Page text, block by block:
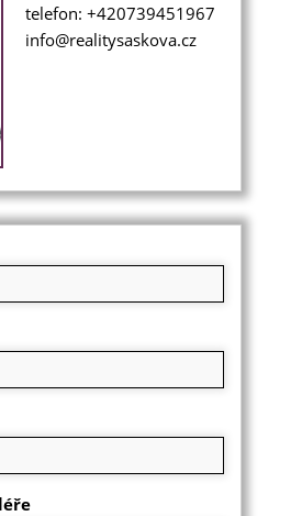
telefon: +420739451967
info@realitysaskova.cz